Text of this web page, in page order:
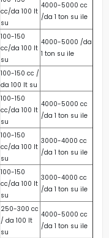
cc/da 100 lt
su
4000-5000 cc
/da 1 ton su ile
100-150
cc/da 100 lt
su
4000-5000 /da
1 ton su ile
100-150 cc /
da 100 lt su
100-150
cc/da 100 lt
su
4000-5000 cc
/da 1 ton su ile
100-150
cc/da 100 lt
su
3000-4000 cc
/da 1 ton su ile
100-150
cc/da 100 lt
su
3000-4000 cc
/da 1 ton su ile
250-300 cc
/ da 100 lt
su
4000-5000 cc
/da 1 ton su ile